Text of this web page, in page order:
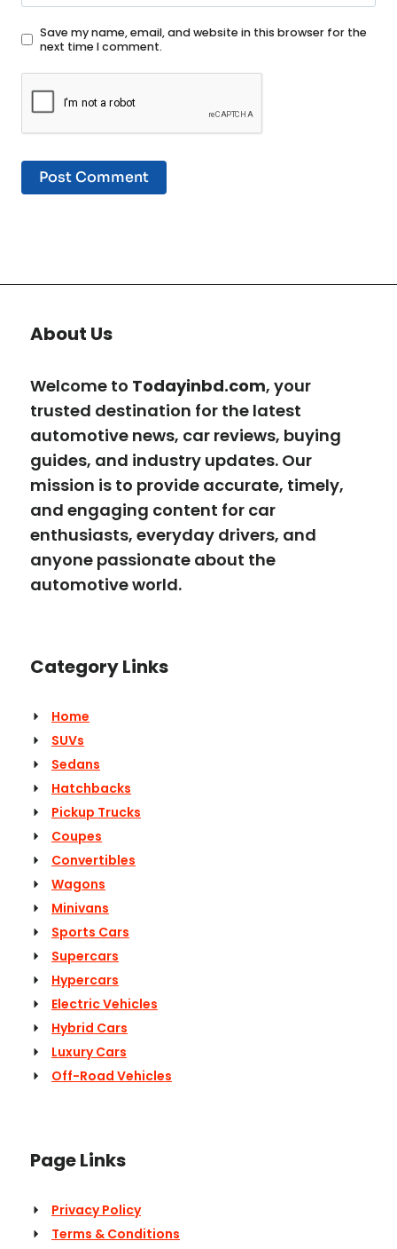
Save my name, email, and website in this browser for the
next time I comment.
About Us
Welcome to Todayinbd.com, your
trusted destination for the latest
automotive news, car reviews, buying
guides, and industry updates. Our
mission is to provide accurate, timely,
and engaging content for car
enthusiasts, everyday drivers, and
anyone passionate about the
automotive world.
Category Links
Home
SUVs
Sedans
Hatchbacks
Pickup Trucks
Coupes
Convertibles
Wagons
Minivans
Sports Cars
Supercars
Hypercars
Electric Vehicles
Hybrid Cars
Luxury Cars
Off-Road Vehicles
Page Links
Privacy Policy
Terms & Conditions